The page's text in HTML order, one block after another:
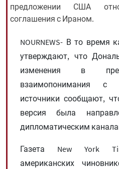
предложении США
соглашения с Ираном.
NOURNEWS- В то
утверждают, что
изменения в
взаимопонимания с
источники сообщают,
версия была
дипломатическим
Газета New York
американских